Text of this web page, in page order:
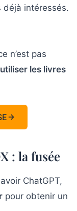
intéressés.
n’est pas
utiliser les livres
: la fusée
ChatGPT,
pour obtenir un